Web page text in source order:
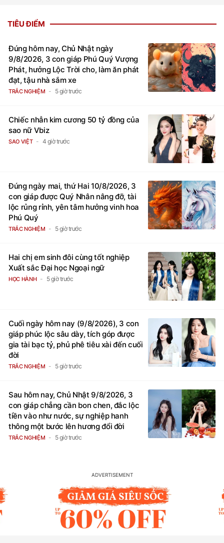
TIÊU ĐIỂM
Đúng hôm nay, Chủ Nhật ngày
9/8/2026, 3 con giáp Phú Quý Vượng
Phát, hưởng Lộc Trời cho, làm ăn phát
đạt, tậu nhà sắm xe
TRẮC NGHIỆM 5 giờ trước
Chiếc nhẫn kim cương 50 tỷ đồng của
sao nữ Vbiz
SAO VIỆT 4 giờ trước
Đúng ngày mai, thứ Hai 10/8/2026, 3
con giáp được Quý Nhân nâng đỡ, tài
lộc rủng rỉnh, yên tâm hưởng vinh hoa
Phú Quý
TRẮC NGHIỆM 5 giờ trước
Hai chị em sinh đôi cùng tốt nghiệp
Xuất sắc Đại học Ngoại ngữ
HỌC HÀNH 5 giờ trước
Cuối ngày hôm nay (9/8/2026), 3 con
giáp phúc lộc sâu dày, tích góp được
gia tài bạc tỷ, phủ phê tiêu xài đến cuối
đời
TRẮC NGHIỆM 5 giờ trước
Sau hôm nay, Chủ Nhật 9/8/2026, 3
con giáp chẳng cần bon chen, đắc lộc
tiền vào như nước, sự nghiệp hanh
thông một bước lên hương đổi đời
TRẮC NGHIỆM 5 giờ trước